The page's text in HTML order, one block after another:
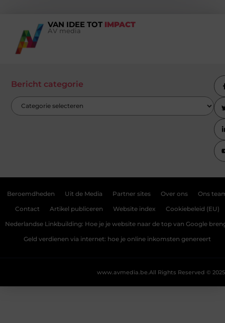
VAN IDEE TOT IMPACT
AV media
Bericht categorie
Beroemdheden Uit de Media Partner sites Over ons Ons
Contact Artikel publiceren Website index Cookiebeleid (EU)
Nederlandse Linkbuilding: Hoe je je website naar de top van Google
Geld verdienen via internet: hoe je online inkomsten genereert
All Rights Reserved © 2025
www.avmedia.be.